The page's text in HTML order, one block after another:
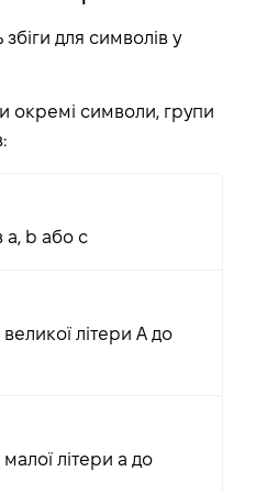
для символів у
окремі символи, групи
a, b або c
літери A до
літери a до